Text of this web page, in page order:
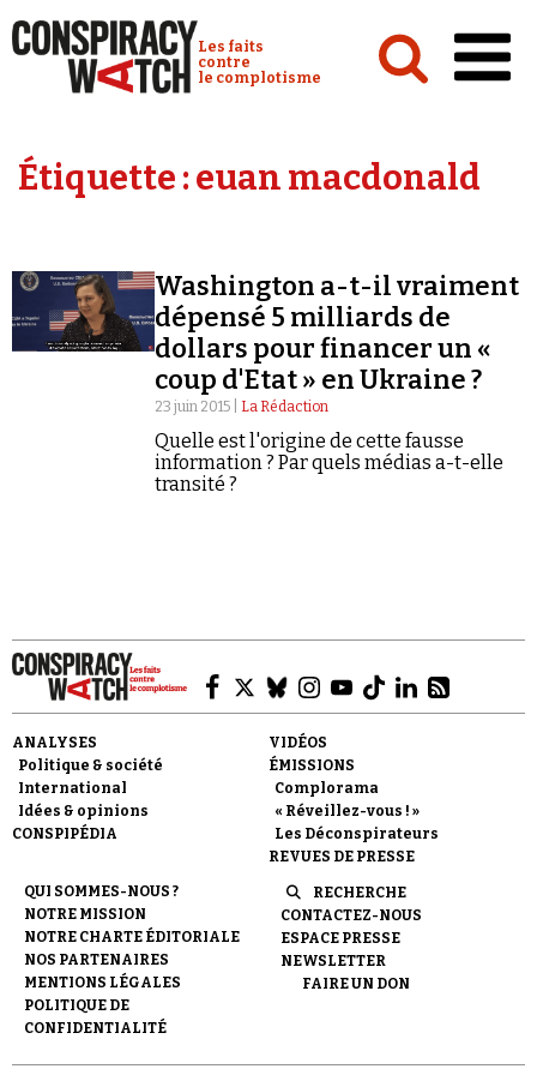
Conspiracy Watch :
Les faits
contre
le complotisme
Analyses
Vidéos
Émissions
Revues de presse
Faire un don
Demander à Vera
Étiquette :euan macdonald
Washington a-t-il vraiment
dépensé 5 milliards de
dollars pour financer un «
coup d'Etat » en Ukraine ?
23 juin 2015 | La Rédaction
Quelle est l'origine de cette fausse
information ? Par quels médias a-t-elle
transité ?
ANALYSES
Politique & société
International
Idées & opinions
CONSPIPÉDIA
VIDÉOS
ÉMISSIONS
Complorama
« Réveillez-vous ! »
Les Déconspirateurs
REVUES DE PRESSE
QUI SOMMES-NOUS ?
NOTRE MISSION
NOTRE CHARTE ÉDITORIALE
NOS PARTENAIRES
MENTIONS LÉGALES
POLITIQUE DE
CONFIDENTIALITÉ
RECHERCHE
CONTACTEZ-NOUS
ESPACE PRESSE
NEWSLETTER
FAIRE UN DON